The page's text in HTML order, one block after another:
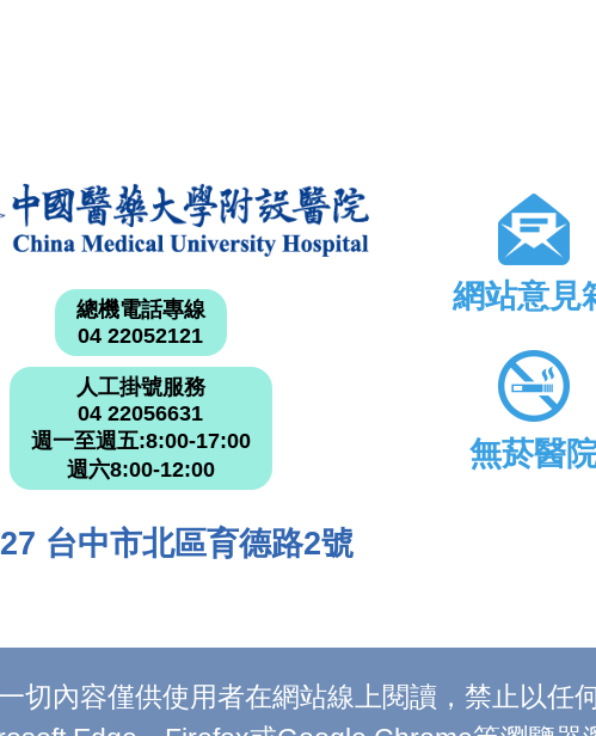
總機電話專線
04 22052121
人工掛號服務
04 22056631
週一至週五:8:00-17:00
週六8:00-12:00
台中市北區育德路2號
網站意見
無菸醫
切內容僅供使用者在網站線上閱讀，禁止以任